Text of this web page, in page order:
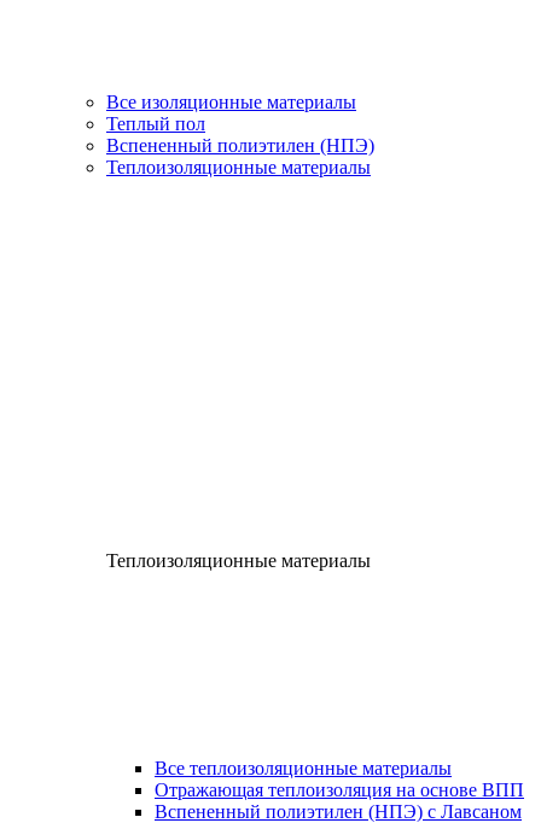
Все изоляционные материалы
Теплый пол
Вспененный полиэтилен (НПЭ)
Теплоизоляционные материалы
Теплоизоляционные материалы
Все теплоизоляционные материалы
Отражающая теплоизоляция на основе ВПП
Вспененный полиэтилен (НПЭ) с Лавсаном